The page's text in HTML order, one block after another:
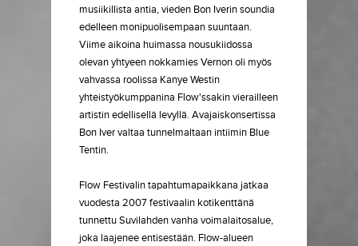
musiikillista antia, vieden Bon Iverin soundia
edelleen monipuolisempaan suuntaan.
Viime aikoina huimassa nousukiidossa
olevan yhtyeen nokkamies Vernon oli myös
vahvassa roolissa Kanye Westin
yhteistyökumppanina Flow'ssakin vierailleen
artistin edellisellä levyllä. Avajaiskonsertissa
Bon Iver valtaa tunnelmaltaan intiimin Blue
Tentin.
Flow Festivalin tapahtumapaikkana jatkaa
vuodesta 2007 festivaalin kotikenttänä
tunnettu Suvilahden vanha voimalaitosalue,
joka laajenee entisestään. Flow-alueen